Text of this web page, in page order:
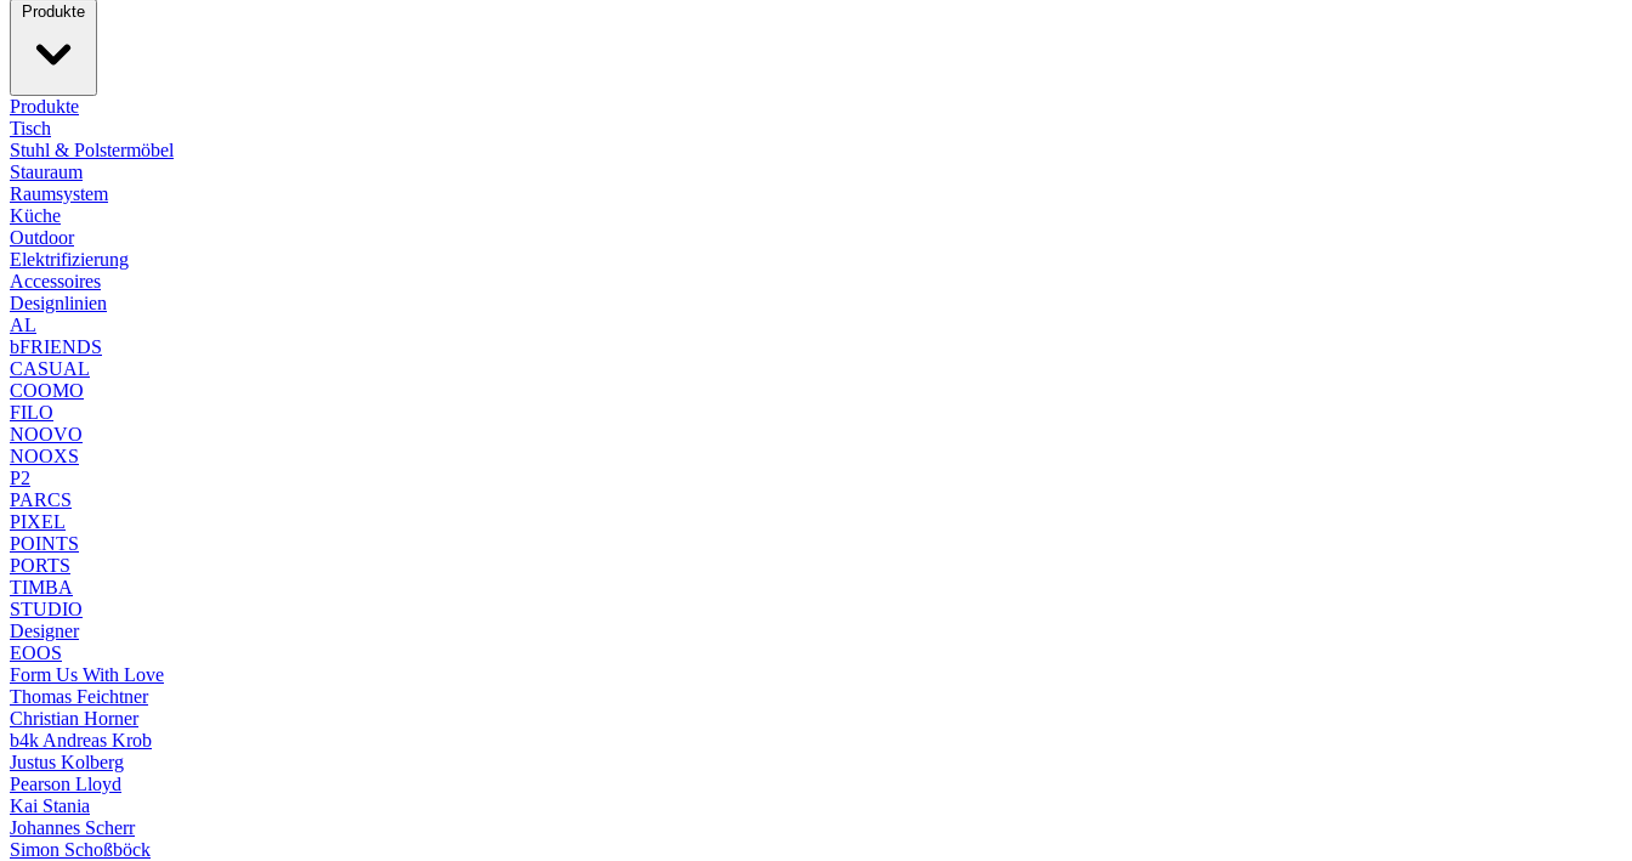
Produkte
Produkte
Tisch
Stuhl & Polstermöbel
Stauraum
Raumsystem
Küche
Outdoor
Elektrifizierung
Accessoires
Designlinien
AL
bFRIENDS
CASUAL
COOMO
FILO
NOOVO
NOOXS
P2
PARCS
PIXEL
POINTS
PORTS
TIMBA
STUDIO
Designer
EOOS
Form Us With Love
Thomas Feichtner
Christian Horner
b4k Andreas Krob
Justus Kolberg
Pearson Lloyd
Kai Stania
Johannes Scherr
Simon Schoßböck